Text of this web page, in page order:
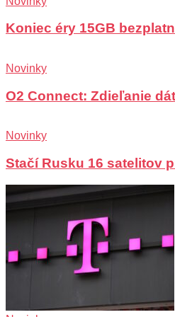
Koniec éry 15GB
Novinky
O2 Connect: Zdieľanie
Novinky
Stačí Rusku 16 satelitov